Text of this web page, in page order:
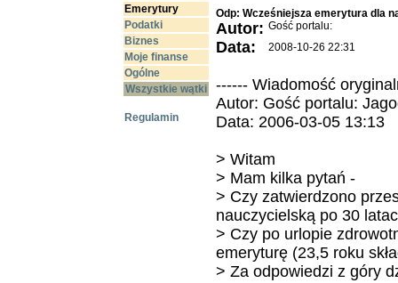
Emerytury
Podatki
Biznes
Moje finanse
Ogólne
Wszystkie wątki
Regulamin
Odp: Wcześniejsza emerytura dla
Autor: Gość portalu:
Data: 2008-10-26 22:31
------ Wiadomość
Autor: Gość portalu:
Data: 2006-03-05 13:13
> Witam
> Mam kilka pytań -
> Czy zatwierdzono
nauczycielską po 30
> Czy po urlopie
emeryturę (23,5 roku
> Za odpowiedzi z góry